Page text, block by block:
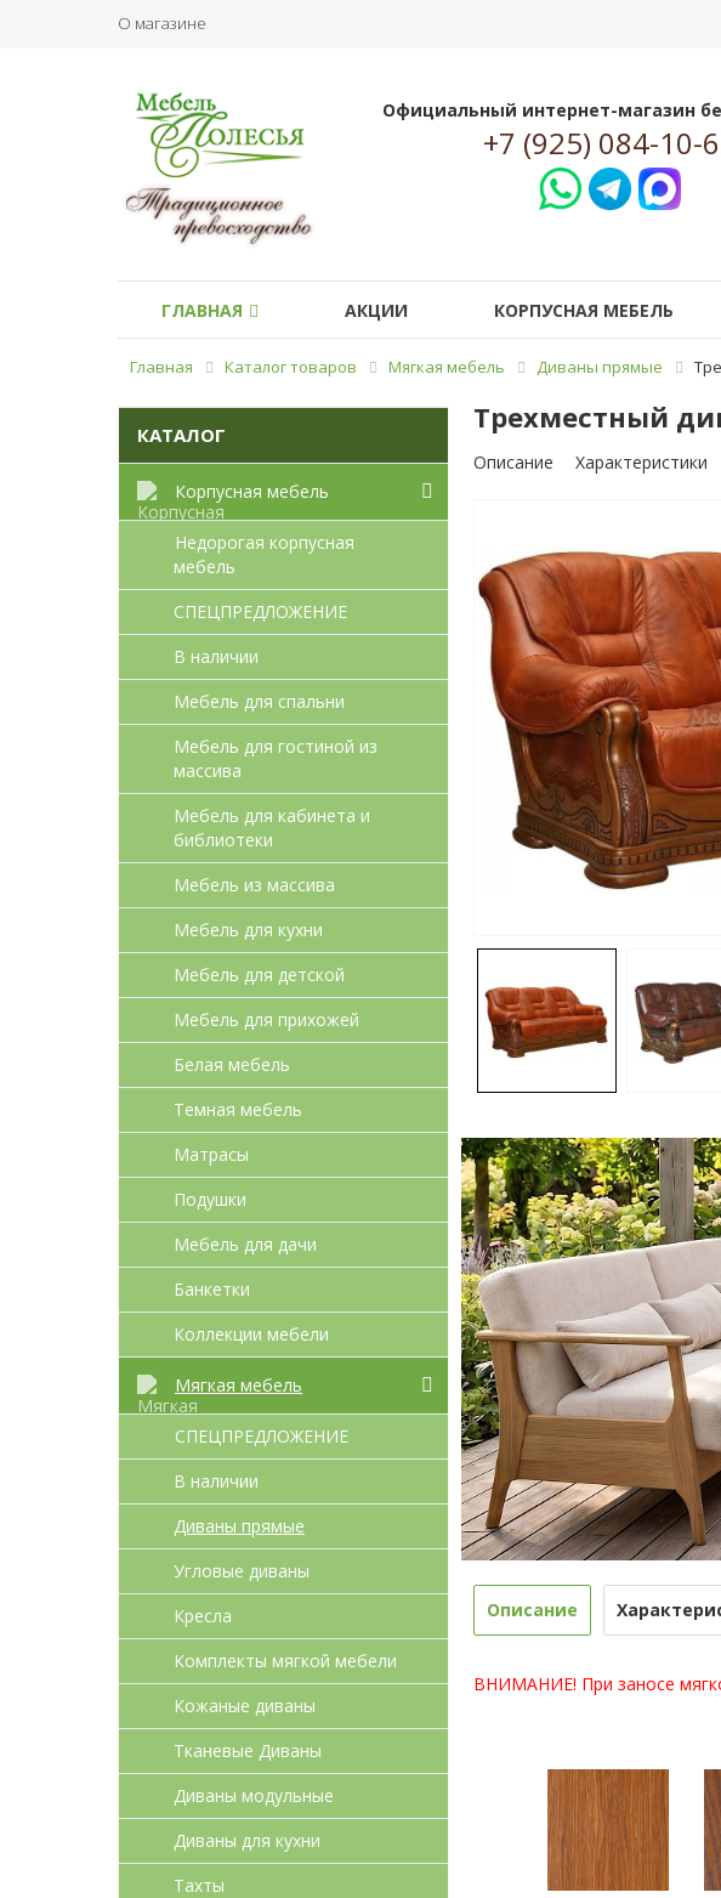
О магазине
Официальный интернет-магазин
+7 (925) 084-10-
ГЛАВНАЯ АКЦИИ КОРПУСНАЯ МЕБЕЛЬ
Главная Каталог товаров Мягкая мебель Диваны прямые
КАТАЛОГ
Корпусная мебель
Недорогая корпусная
мебель
СПЕЦПРЕДЛОЖЕНИЕ
В наличии
Мебель для спальни
Мебель для гостиной из
массива
Мебель для кабинета и
библиотеки
Мебель из массива
Мебель для кухни
Мебель для детcкой
Мебель для прихожей
Белая мебель
Темная мебель
Матрасы
Подушки
Мебель для дачи
Банкетки
Коллекции мебели
Мягкая мебель
СПЕЦПРЕДЛОЖЕНИЕ
В наличии
Диваны прямые
Угловые диваны
Кресла
Комплекты мягкой мебели
Кожаные диваны
Тканевые Диваны
Диваны модульные
Диваны для кухни
Тахты
Трехместный
Описание Характеристики
Описание
ВНИМАНИЕ! При заносе